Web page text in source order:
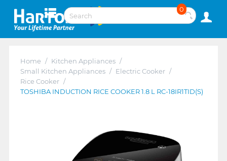
0
Home / Kitchen Appliances /
Small Kitchen Appliances / Electric Cooker /
Rice Cooker /
TOSHIBA INDUCTION RICE COOKER 1.8 L RC-18IR1TID(S)